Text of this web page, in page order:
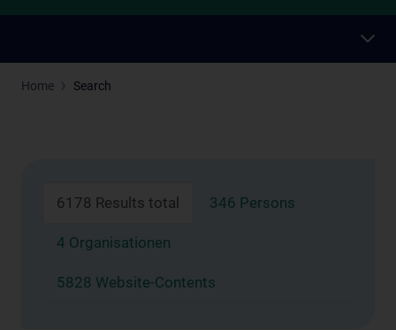
Home Search
6178 Results total 346 Persons
4 Organisationen
5828 Website-Contents